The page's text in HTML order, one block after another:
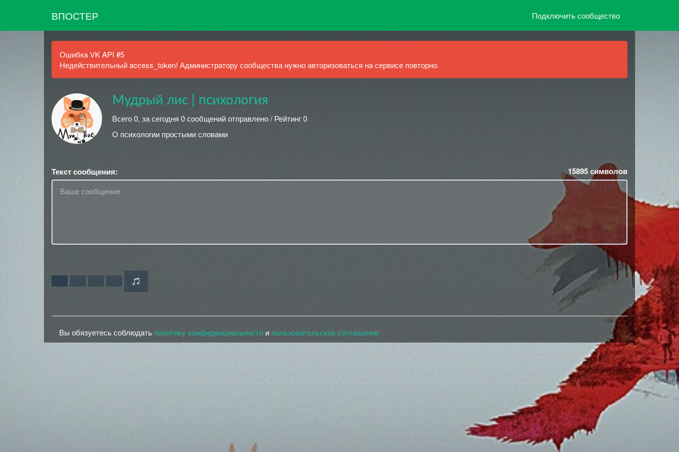
ВПОСТЕР Подключить сообщество
Ошибка VK API #5
Недействительный access_token! Администратору сообщества нужно авторизоваться на сервисе повторно.
Мудрый лис | психология
Всего 0, за сегодня 0 сообщений отправлено / Рейтинг 0
О психологии простыми словами
Текст сообщения: 15895символов
Вы обязуетесь соблюдать политику конфиденциальности и пользовательское соглашение